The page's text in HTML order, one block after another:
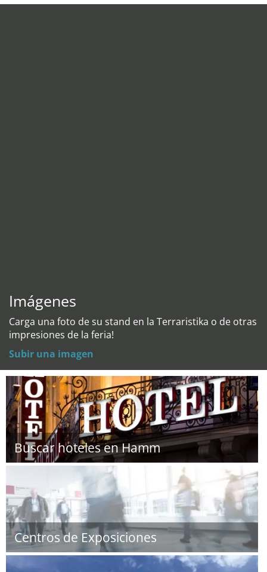
Imágenes
Carga una foto de su stand en la Terraristika o de otras
impresiones de la feria!
Subir una imagen
Buscar hoteles en Hamm
Centros de Exposiciones